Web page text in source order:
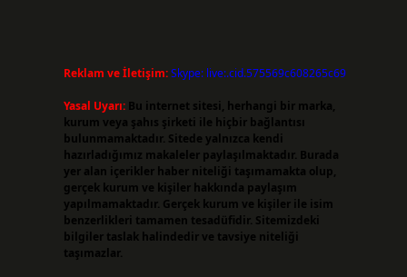
Reklam ve İletişim:Skype: live:.cid.575569c608265c69
Yasal Uyarı: Bu internet sitesi, herhangi bir marka,
kurum veya şahıs şirketi ile hiçbir bağlantısı
bulunmamaktadır. Sitede yalnızca kendi
hazırladığımız makaleler paylaşılmaktadır. Burada
yer alan içerikler haber niteliği taşımamakta olup,
gerçek kurum ve kişiler hakkında paylaşım
yapılmamaktadır. Gerçek kurum ve kişiler ile isim
benzerlikleri tamamen tesadüfidir. Sitemizdeki
bilgiler taslak halindedir ve tavsiye niteliği
taşımazlar.